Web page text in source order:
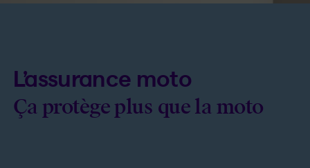
L’assurance moto
Ça protège plus que la moto